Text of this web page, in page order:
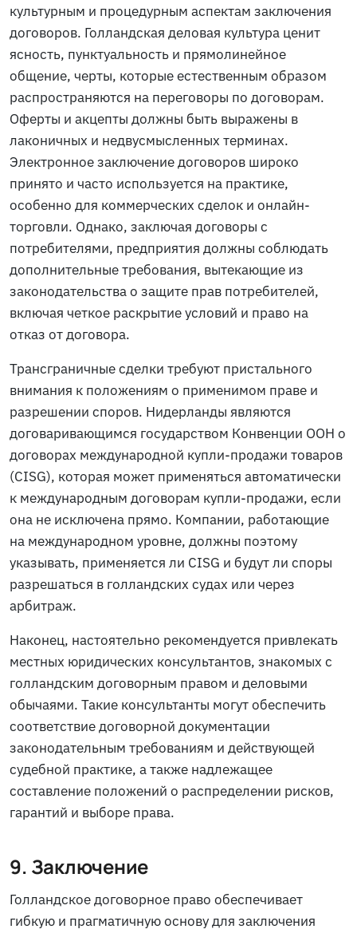
культурным и процедурным аспектам заключения
договоров. Голландская деловая культура ценит
ясность, пунктуальность и прямолинейное
общение, черты, которые естественным образом
распространяются на переговоры по договорам.
Оферты и акцепты должны быть выражены в
лаконичных и недвусмысленных терминах.
Электронное заключение договоров широко
принято и часто используется на практике,
особенно для коммерческих сделок и онлайн-
торговли. Однако, заключая договоры с
потребителями, предприятия должны соблюдать
дополнительные требования, вытекающие из
законодательства о защите прав потребителей,
включая четкое раскрытие условий и право на
отказ от договора.
Трансграничные сделки требуют пристального
внимания к положениям о применимом праве и
разрешении споров. Нидерланды являются
договаривающимся государством Конвенции ООН о
договорах международной купли-продажи товаров
(CISG), которая может применяться автоматически
к международным договорам купли-продажи, если
она не исключена прямо. Компании, работающие
на международном уровне, должны поэтому
указывать, применяется ли CISG и будут ли споры
разрешаться в голландских судах или через
арбитраж.
Наконец, настоятельно рекомендуется привлекать
местных юридических консультантов, знакомых с
голландским договорным правом и деловыми
обычаями. Такие консультанты могут обеспечить
соответствие договорной документации
законодательным требованиям и действующей
судебной практике, а также надлежащее
составление положений о распределении рисков,
гарантий и выборе права.
9. Заключение
Голландское договорное право обеспечивает
гибкую и прагматичную основу для заключения